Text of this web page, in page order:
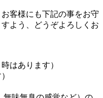
客様にも下記の事をお守
よう、どうぞよろしくお
はあります）